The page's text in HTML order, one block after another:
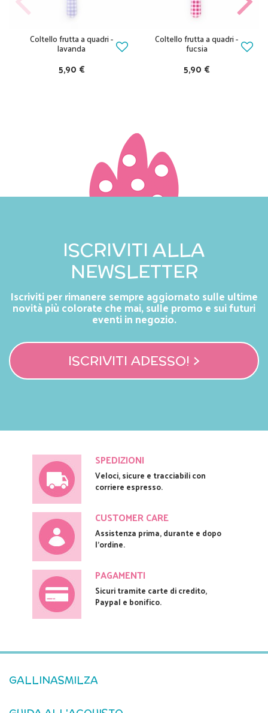
Coltello frutta a quadri -
lavanda
5,90 €
Coltello frutta a quadri -
fucsia
5,90 €
ISCRIVITI ALLA
NEWSLETTER
Iscriviti per rimanere sempre aggiornato sulle ultime
novità più colorate che mai, sulle promo e sui futuri
eventi in negozio.
ISCRIVITI ADESSO! >
SPEDIZIONI
Veloci, sicure e tracciabili con
corriere espresso.
CUSTOMER CARE
Assistenza prima, durante e dopo
l'ordine.
PAGAMENTI
Sicuri tramite carte di credito,
Paypal e bonifico.
GALLINASMILZA